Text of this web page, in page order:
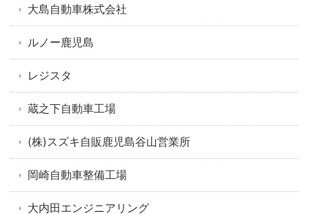
大島自動車株式会社
ルノー鹿児島
レジスタ
蔵之下自動車工場
(株)スズキ自販鹿児島谷山営業所
岡崎自動車整備工場
大内田エンジニアリング